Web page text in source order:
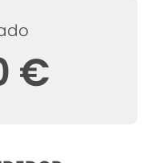
€